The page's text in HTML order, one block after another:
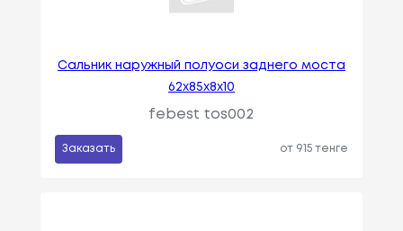
Сальник наружный полуоси заднего моста
62x85x8x10
febest tos002
Заказать от 915 тенге